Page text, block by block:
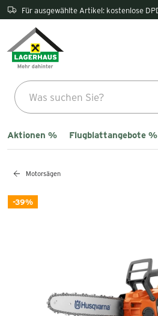
Rückgabe direkt im Lagerhaus
Aktionen % Flugblattangebote %
Motorsägen
-39%